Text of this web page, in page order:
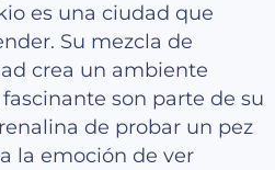
es una ciudad que
Su mezcla de
crea un ambiente
son parte de su
de probar un pez
la emoción de ver